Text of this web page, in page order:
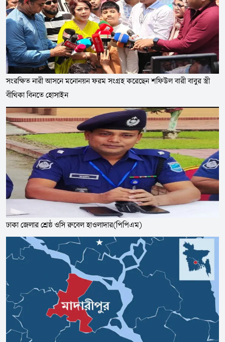
সংরক্ষিত নারী আসনে মনোনয়ন ফরম সংগ্রহ করেছেন শফিউল বারী বাবুর স্ত্রী
বীথিকা বিনতে হোসাইন
ঢাকা জেলার শ্রেষ্ঠ ওসি রুবেল হাওলাদার(পিপিএম)